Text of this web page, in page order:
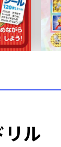
リル